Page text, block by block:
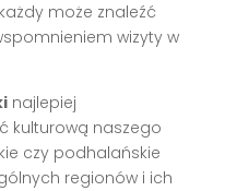
może znaleźć
wizyty w
najlepiej
kulturową naszego
czy podhalańskie
regionów i ich